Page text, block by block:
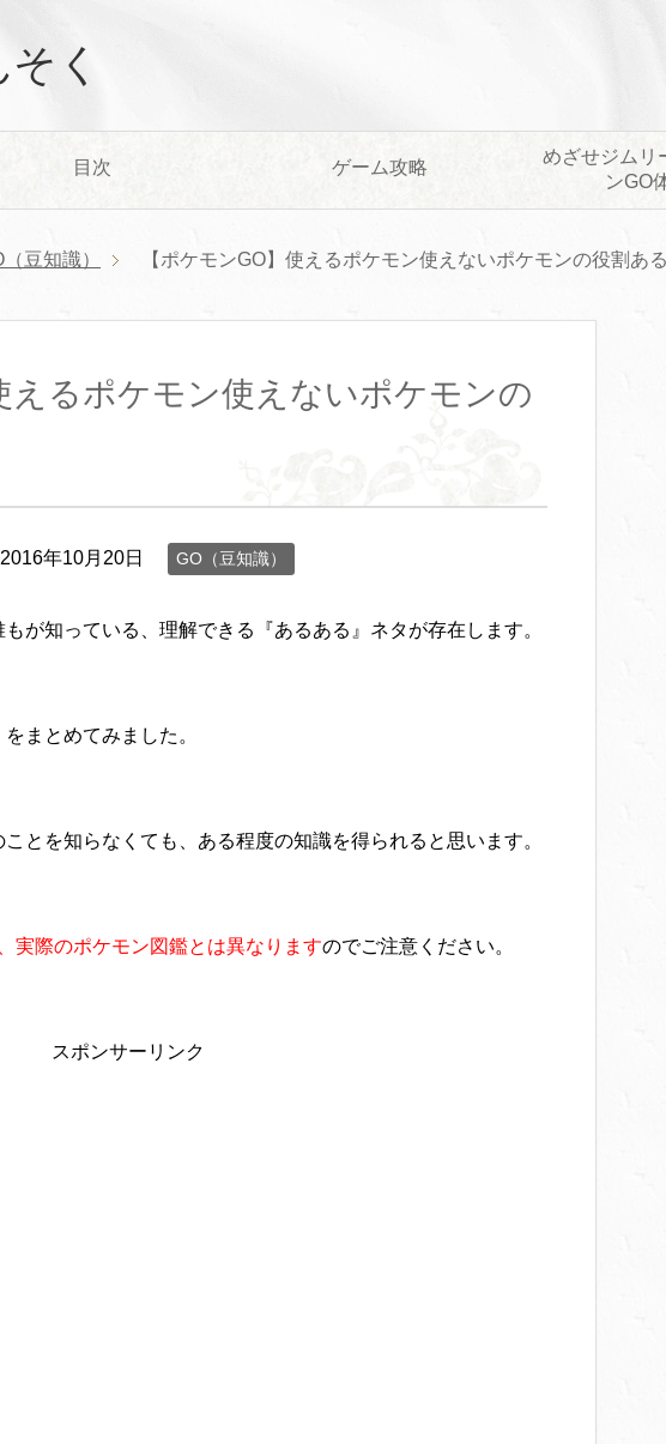
く
目次 ゲーム攻略
めざせジムリ
ンGO
豆知識） 【ポケモンGO】使えるポケモン使えないポケモンの役割あ
えるポケモン使えないポケモンの
2016年10月20日 GO（豆知識）
が知っている、理解できる『あるある』ネタが存在します。
まとめてみました。
とを知らなくても、ある程度の知識を得られると思います。
実際のポケモン図鑑とは異なりますのでご注意ください。
スポンサーリンク